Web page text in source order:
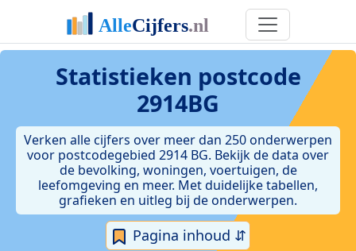
Statistieken postcode
2914BG
Verken alle cijfers over meer dan 250 onderwerpen
voor postcodegebied 2914 BG. Bekijk de data over
de bevolking, woningen, voertuigen, de
leefomgeving en meer. Met duidelijke tabellen,
grafieken en uitleg bij de onderwerpen.
Pagina inhoud ⇵